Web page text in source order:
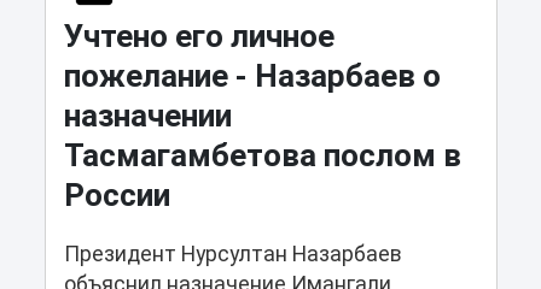
Учтено его личное
пожелание - Назарбаев о
назначении
Тасмагамбетова послом в
России
Президент Нурсултан Назарбаев